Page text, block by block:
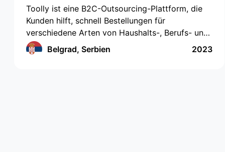
Toolly ist eine B2C-Outsourcing-Plattform, die
Kunden hilft, schnell Bestellungen für
verschiedene Arten von Haushalts-, Berufs- und
Bildungsdienstleistungen aufzugeben, und
Unternehmen und Fachleute erhalten
Belgrad, Serbien 2023